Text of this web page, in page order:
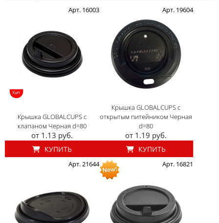
Хит
Арт. 16003
Крышка GLOBALCUPS с
клапаном Черная d=80
от 1.13 руб.
КУПИТЬ
Арт. 19604
Крышка GLOBALCUPS с
открытым питейником Черная
d=80
от 1.19 руб.
КУПИТЬ
Арт. 21644 Арт. 16821